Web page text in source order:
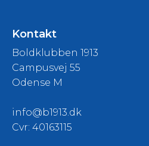
Kontakt
Boldklubben 1913
Campusvej 55
Odense M
info@b1913.dk
Cvr: 40163115